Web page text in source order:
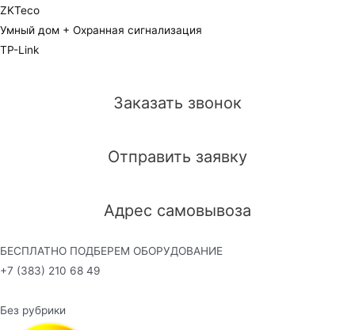
ZKTeco
Умный дом + Охранная сигнализация
TP-Link
Заказать звонок
Отправить заявку
Адрес самовывоза
БЕСПЛАТНО ПОДБЕРЕМ ОБОРУДОВАНИЕ
+7 (383) 210 68 49
Без рубрики